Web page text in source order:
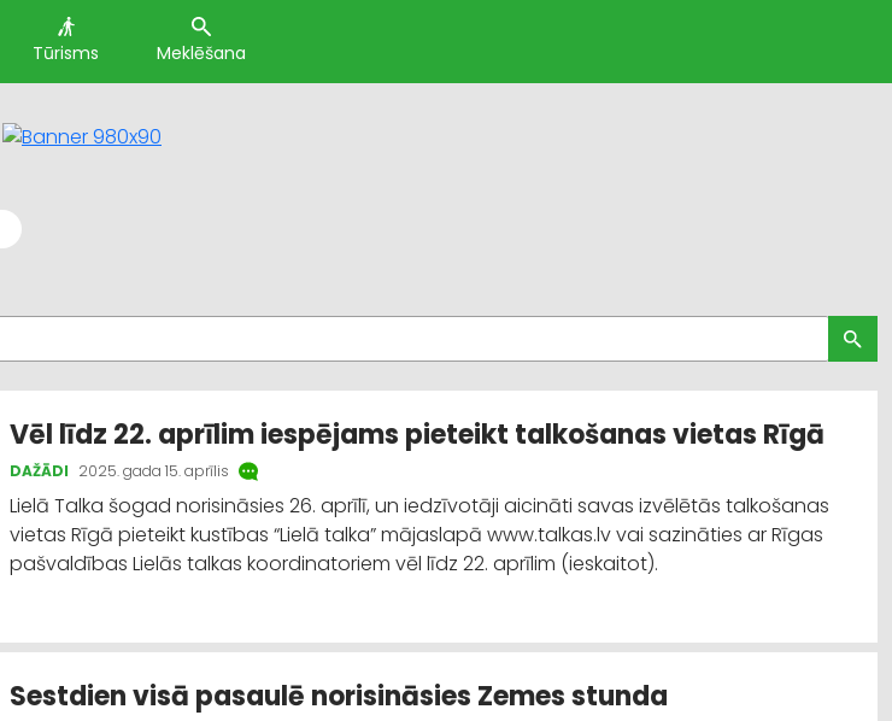
Tūrisms Meklēšana
Vēl līdz 22. aprīlim iespējams pieteikt talkošanas vietas Rīgā
DAŽĀDI 2025. gada 15. aprīlis
Lielā Talka šogad norisināsies 26. aprīlī, un iedzīvotāji aicināti savas izvēlētās talkošanas
vietas Rīgā pieteikt kustības “Lielā talka” mājaslapā www.talkas.lv vai sazināties ar Rīgas
pašvaldības Lielās talkas koordinatoriem vēl līdz 22. aprīlim (ieskaitot).
Sestdien visā pasaulē norisināsies Zemes stunda